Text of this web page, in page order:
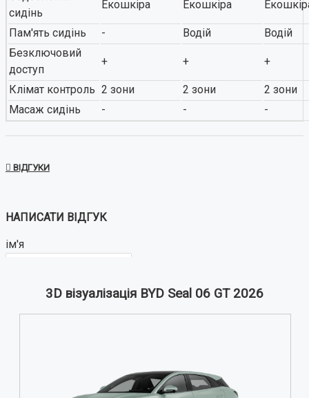
сидінь
Екошкіра Екошкіра
Пам'ять сидінь - Водій
Водій
Безключовий
доступ
+ + +
Клімат контроль 2 зони 2 зони
2 зони
Масаж сидінь
- - -
ВІДГУКИ
НАПИСАТИ ВІДГУК
ім'я
Ваш відгук:
HTML розмітка не підтримується!
3D візуалізація BYD Seal 06 GT 2026